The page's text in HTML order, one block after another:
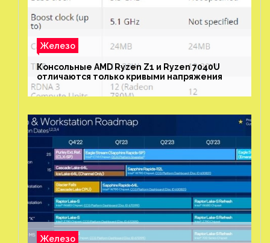
Железо
Консольные AMD Ryzen Z1 и Ryzen 7040U
отличаются только кривыми напряжения
Железо